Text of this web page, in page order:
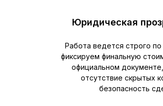
Юридическая
Работа ведется строго
фиксируем финальную
официальном
отсутствие скрытых
безопасность